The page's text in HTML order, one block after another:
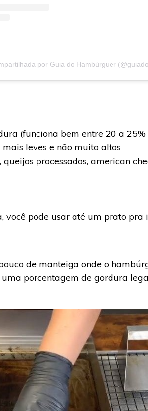
(funciona bem entre 20 a
leves e não muito altos
processados, american
você pode usar até um prato pra
de manteiga onde o
porcentagem de gordura